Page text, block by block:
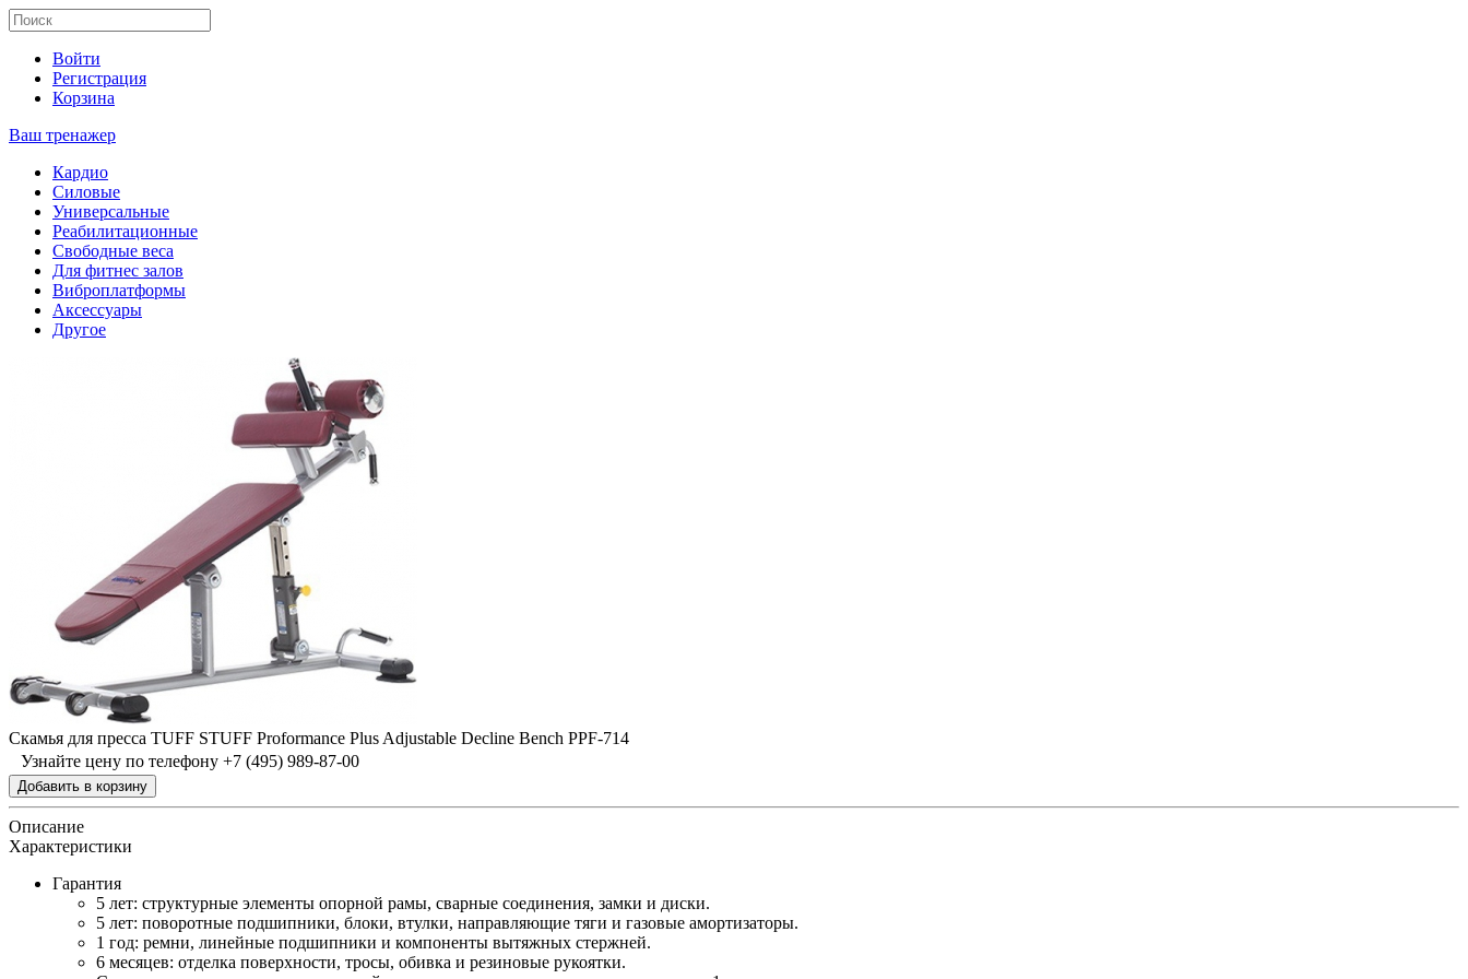
Войти
Регистрация
Корзина
Ваш тренажер
Кардио
Силовые
Универсальные
Реабилитационные
Свободные веса
Для фитнес залов
Виброплатформы
Аксессуары
Другое
Скамья для пресса TUFF STUFF Proformance Plus Adjustable Decline Bench PPF-714
Узнайте цену по телефону +7 (495) 989-87-00
Описание
Характеристики
Гарантия
5 лет: структурные элементы опорной рамы, сварные соединения, замки и диски.
5 лет: поворотные подшипники, блоки, втулки, направляющие тяги и газовые амортизаторы.
1 год: ремни, линейные подшипники и компоненты вытяжных стержней.
6 месяцев: отделка поверхности, тросы, обивка и резиновые рукоятки.